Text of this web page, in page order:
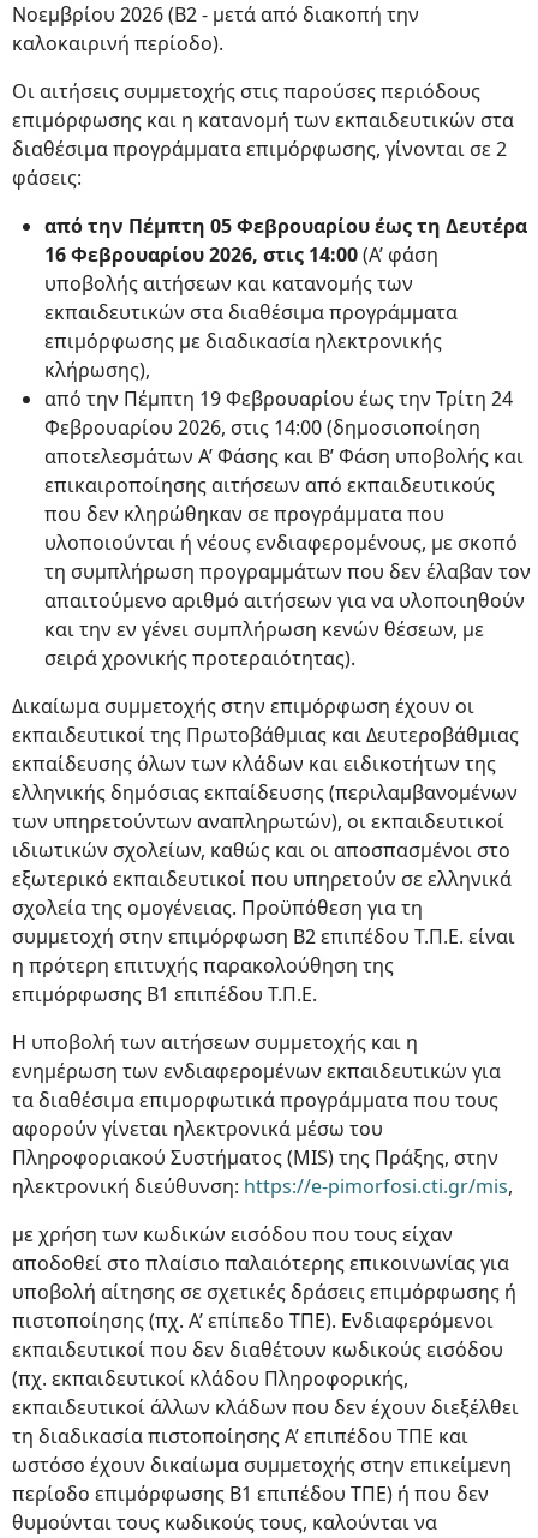
Νοεμβρίου 2026 (Β2 - μετά από διακοπή την
καλοκαιρινή περίοδο).
Οι αιτήσεις συμμετοχής στις παρούσες περιόδους
επιμόρφωσης και η κατανομή των εκπαιδευτικών στα
διαθέσιμα προγράμματα επιμόρφωσης, γίνονται σε 2
φάσεις:
από την Πέμπτη 05 Φεβρουαρίου έως τη Δευτέρα
16 Φεβρουαρίου 2026, στις 14:00(Α’ φάση
υποβολής αιτήσεων και κατανομής των
εκπαιδευτικών στα διαθέσιμα προγράμματα
επιμόρφωσης με διαδικασία ηλεκτρονικής
κλήρωσης),
από την Πέμπτη 19 Φεβρουαρίου έως την Τρίτη 24
Φεβρουαρίου 2026, στις 14:00 (δημοσιοποίηση
αποτελεσμάτων Α’ Φάσης και Β’ Φάση υποβολής και
επικαιροποίησης αιτήσεων από εκπαιδευτικούς
που δεν κληρώθηκαν σε προγράμματα που
υλοποιούνται ή νέους ενδιαφερομένους, με σκοπό
τη συμπλήρωση προγραμμάτων που δεν έλαβαν τον
απαιτούμενο αριθμό αιτήσεων για να υλοποιηθούν
και την εν γένει συμπλήρωση κενών θέσεων, με
σειρά χρονικής προτεραιότητας).
Δικαίωμα συμμετοχής στην επιμόρφωση έχουν οι
εκπαιδευτικοί της Πρωτοβάθμιας και Δευτεροβάθμιας
εκπαίδευσης όλων των κλάδων και ειδικοτήτων της
ελληνικής δημόσιας εκπαίδευσης (περιλαμβανομένων
των υπηρετούντων αναπληρωτών), οι εκπαιδευτικοί
ιδιωτικών σχολείων, καθώς και οι αποσπασμένοι στο
εξωτερικό εκπαιδευτικοί που υπηρετούν σε ελληνικά
σχολεία της ομογένειας. Προϋπόθεση για τη
συμμετοχή στην επιμόρφωση Β2 επιπέδου Τ.Π.Ε. είναι
η πρότερη επιτυχής παρακολούθηση της
επιμόρφωσης Β1 επιπέδου Τ.Π.Ε.
Η υποβολή των αιτήσεων συμμετοχής και η
ενημέρωση των ενδιαφερομένων εκπαιδευτικών για
τα διαθέσιμα επιμορφωτικά προγράμματα που τους
αφορούν γίνεται ηλεκτρονικά μέσω του
Πληροφοριακού Συστήματος (MIS) της Πράξης, στην
ηλεκτρονική διεύθυνση: https://e-pimorfosi.cti.gr/mis,
με χρήση των κωδικών εισόδου που τους είχαν
αποδοθεί στο πλαίσιο παλαιότερης επικοινωνίας για
υποβολή αίτησης σε σχετικές δράσεις επιμόρφωσης ή
πιστοποίησης (πχ. Α’ επίπεδο ΤΠΕ). Ενδιαφερόμενοι
εκπαιδευτικοί που δεν διαθέτουν κωδικούς εισόδου
(πχ. εκπαιδευτικοί κλάδου Πληροφορικής,
εκπαιδευτικοί άλλων κλάδων που δεν έχουν διεξέλθει
τη διαδικασία πιστοποίησης Α’ επιπέδου ΤΠΕ και
ωστόσο έχουν δικαίωμα συμμετοχής στην επικείμενη
περίοδο επιμόρφωσης Β1 επιπέδου ΤΠΕ) ή που δεν
θυμούνται τους κωδικούς τους, καλούνται να